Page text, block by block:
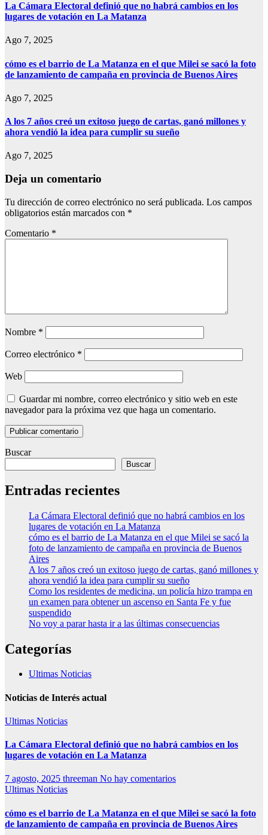
La Cámara Electoral definió que no habrá cambios en los
lugares de votación en La Matanza
Ago 7, 2025
cómo es el barrio de La Matanza en el que Milei se sacó la foto
de lanzamiento de campaña en provincia de Buenos Aires
Ago 7, 2025
A los 7 años creó un exitoso juego de cartas, ganó millones y
ahora vendió la idea para cumplir su sueño
Ago 7, 2025
Deja un comentario
Tu dirección de correo electrónico no será publicada. Los campos
obligatorios están marcados con *
Comentario *
Nombre *
Correo electrónico *
Web
Guardar mi nombre, correo electrónico y sitio web en este
navegador para la próxima vez que haga un comentario.
Buscar
Buscar
Entradas recientes
La Cámara Electoral definió que no habrá cambios en los
lugares de votación en La Matanza
cómo es el barrio de La Matanza en el que Milei se sacó la
foto de lanzamiento de campaña en provincia de Buenos
Aires
A los 7 años creó un exitoso juego de cartas, ganó millones y
ahora vendió la idea para cumplir su sueño
Como los residentes de medicina, un policía hizo trampa en
un examen para obtener un ascenso en Santa Fe y fue
suspendido
No voy a parar hasta ir a las últimas consecuencias
Categorías
Ultimas Noticias
Noticias de Interés actual
Ultimas Noticias
La Cámara Electoral definió que no habrá cambios en los
lugares de votación en La Matanza
7 agosto, 2025 threeman No hay comentarios
Ultimas Noticias
cómo es el barrio de La Matanza en el que Milei se sacó la foto
de lanzamiento de campaña en provincia de Buenos Aires